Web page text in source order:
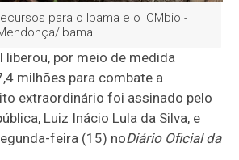
para o Ibama e o ICMbio -
Ibama
liberou, por meio de medida
milhões para combate a
extraordinário foi assinado pelo
Luiz Inácio Lula da Silva, e
feira (15) noDiário Oficial da